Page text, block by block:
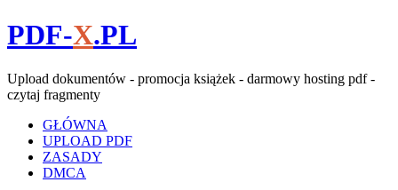
PDF-X.PL
Upload dokumentów - promocja książek - darmowy hosting pdf -
czytaj fragmenty
GŁÓWNA
UPLOAD PDF
ZASADY
DMCA